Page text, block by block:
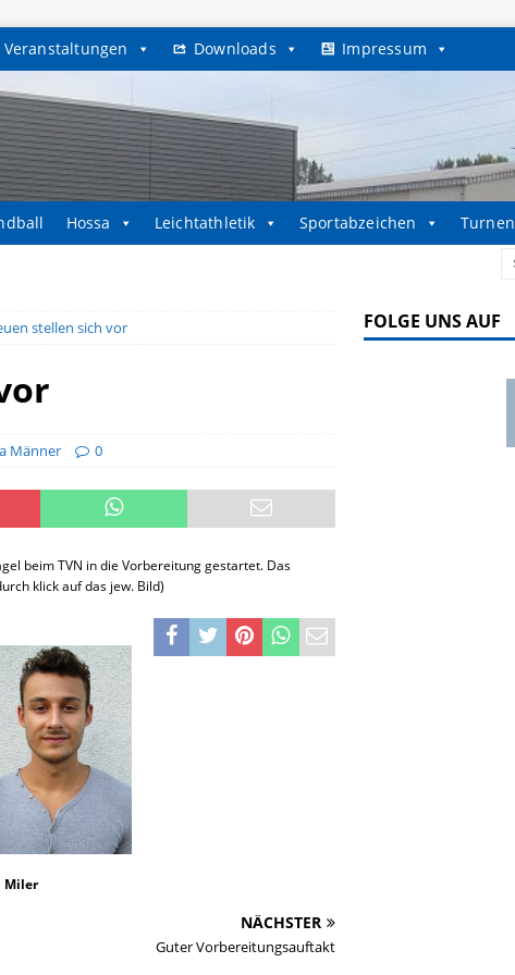
Veranstaltungen Downloads Impressum
Hossa Leichtathletik Sportabzeichen Turnen
stellen sich vor
Männer 0
beim TVN in die Vorbereitung gestartet. Das
klick auf das jew. Bild)
Miler
NÄCHSTER
Guter Vorbereitungsauftakt
FOLGE UNS AUF